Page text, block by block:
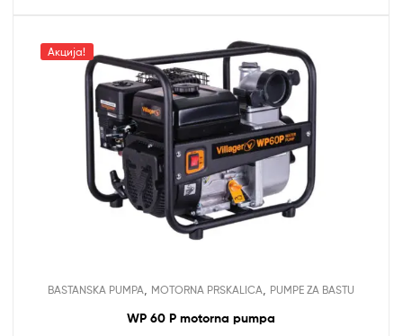
Акција!
BASTANSKA PUMPA MOTORNA PRSKALICA PUMPE ZA BASTU
WP 60 P motorna pumpa